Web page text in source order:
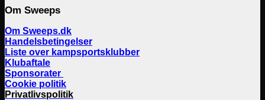
Om Sweeps
Om Sweeps.dk
Handelsbetingelser
Liste over kampsportsklubber
Klubaftale
Sponsorater
Cookie politik
Privatlivspolitik